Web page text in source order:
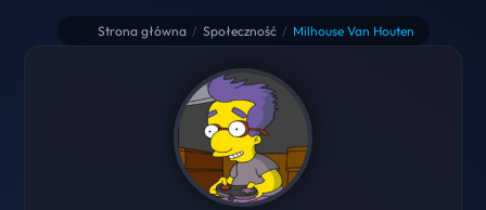
Strona główna / Społeczność / Milhouse Van Houten